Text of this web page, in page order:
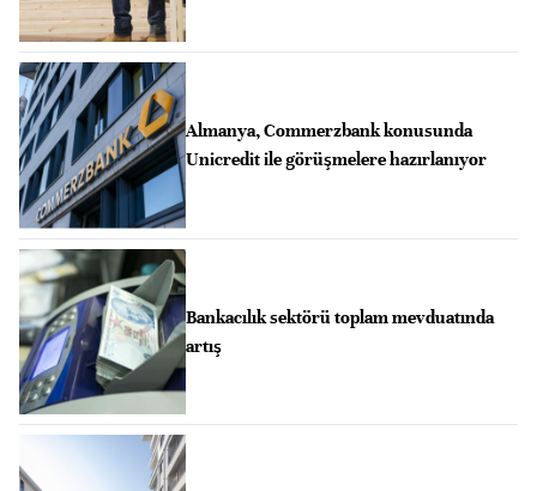
Almanya, Commerzbank konusunda
Unicredit ile görüşmelere hazırlanıyor
Bankacılık sektörü toplam mevduatında
artış